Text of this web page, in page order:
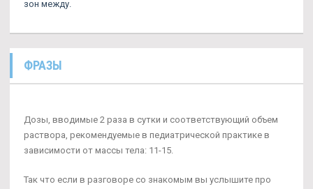
зон между.
ФРАЗЫ
Дозы, вводимые 2 раза в сутки и соответствующий объем
раствора, рекомендуемые в педиатрической практике в
зависимости от массы тела: 11-15.
Так что если в разговоре со знакомым вы услышите про